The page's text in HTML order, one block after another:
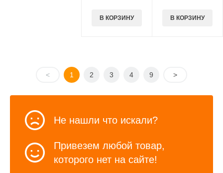
В КОРЗИНУ В КОРЗИНУ
< 1 2 3 4 9 >
Не нашли что искали?
Привезем любой товар,
которого нет на сайте!